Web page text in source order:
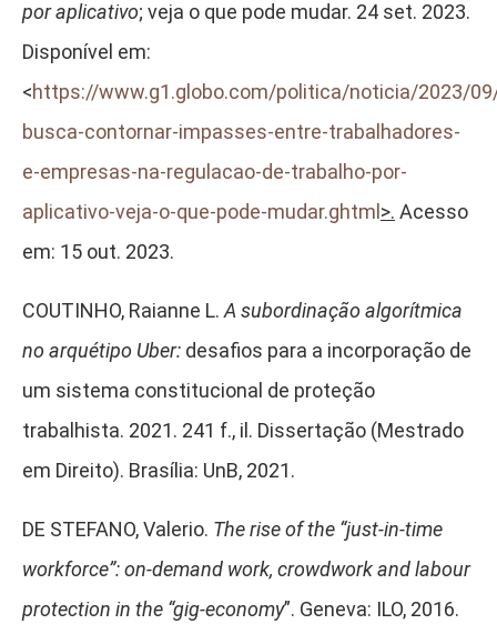
por aplicativo; veja o que pode mudar. 24 set. 2023.
Disponível em:
<https://www.g1.globo.com/politica/noticia/2023/
busca-contornar-impasses-entre-trabalhadores-
e-empresas-na-regulacao-de-trabalho-por-
aplicativo-veja-o-que-pode-mudar.ghtml >. Acesso
em: 15 out. 2023.
COUTINHO, Raianne L. A subordinação algorítmica
no arquétipo Uber: desafios para a incorporação de
um sistema constitucional de proteção
trabalhista. 2021. 241 f., il. Dissertação (Mestrado
em Direito). Brasília: UnB, 2021.
DE STEFANO, Valerio. The rise of the “just-in-time
workforce”: on-demand work, crowdwork and labour
protection in the “gig-economy”. Geneva: ILO, 2016.